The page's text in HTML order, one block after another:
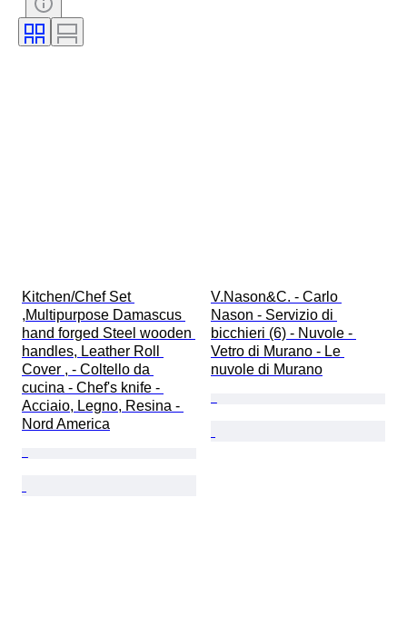
Tipo di coltello da cucina
Artista
Kitchen/Chef Set
,Multipurpose Damascus
hand forged Steel wooden
handles, Leather Roll
Cover , - Coltello da
cucina - Chef's knife -
Acciaio, Legno, Resina -
Nord America
V.Nason&C. - Carlo
Nason - Servizio di
bicchieri (6) - Nuvole -
Vetro di Murano - Le
nuvole di Murano